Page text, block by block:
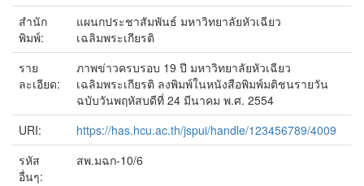
สำนัก
พิมพ์:
แผนกประชาสัมพันธ์ มหาวิทยาลัยหัวเฉียว
เฉลิมพระเกียรติ
ราย
ละเอียด:
ภาพข่าวครบรอบ 19 ปี มหาวิทยาลัยหัวเฉียว
เฉลิมพระเกียรติ ลงพิมพ์ในหนังสือพิมพ์มติชนรายวัน
ฉบับวันพฤหัสบดีที่ 24 มีนาคม พ.ศ. 2554
URI:
https://has.hcu.ac.th/jspui/handle/123456789/4009
รหัส
อื่นๆ:
สพ.มฉก-10/6